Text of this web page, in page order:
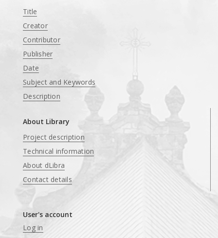
Title
Creator
Contributor
Publisher
Date
Subject and Keywords
Description
About Library
Project description
Technical information
About dLibra
Contact details
User's account
Log in